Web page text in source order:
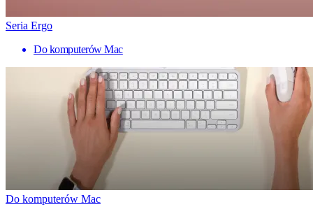
Seria Ergo
Do komputerów Mac
Do komputerów Mac